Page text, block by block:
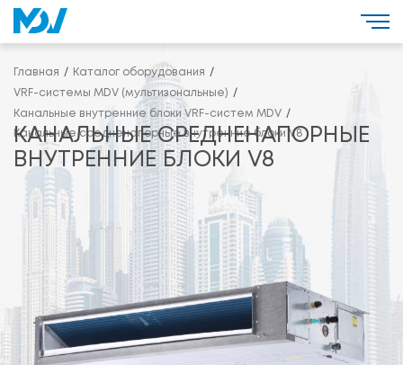
Главная Каталог оборудования
VRF-системы MDV (мультизональные)
Канальные внутренние блоки VRF-систем MDV
Канальные средненапорные внутренние блоки V8
КАНАЛЬНЫЕ СРЕДНЕНАПОРНЫЕ
ВНУТРЕННИЕ БЛОКИ V8